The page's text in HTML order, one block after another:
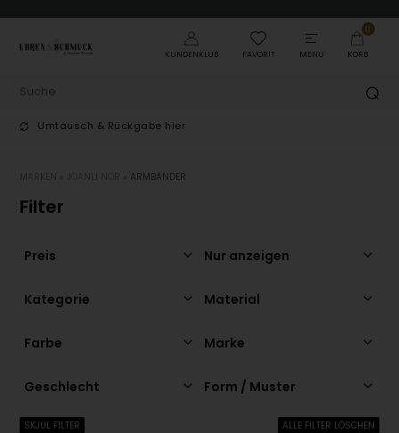
KUNDENKLUB FAVORIT MENU
0
KORB
Umtausch & Rückgabe hier
ARMBÄNDER
Filter
Preis Nur anzeigen
Kategorie Material
Farbe Marke
Geschlecht Form / Muster
SKJUL FILTER ALLE FILTER LÖSCHEN